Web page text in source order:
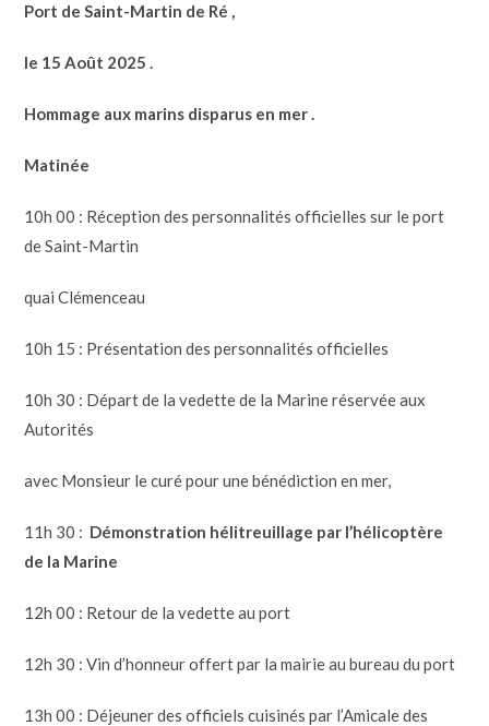
Port de Saint-Martin de Ré ,
le 15 Août 2025 .
Hommage aux marins disparus en mer .
Matinée
10h 00 : Réception des personnalités officielles sur le port
de Saint-Martin
quai Clémenceau
10h 15 : Présentation des personnalités officielles
10h 30 : Départ de la vedette de la Marine réservée aux
Autorités
avec Monsieur le curé pour une bénédiction en mer,
11h 30 : Démonstration hélitreuillage par l’hélicoptère
de la Marine
12h 00 : Retour de la vedette au port
12h 30 : Vin d’honneur offert par la mairie au bureau du port
13h 00 : Déjeuner des officiels cuisinés par l’Amicale des